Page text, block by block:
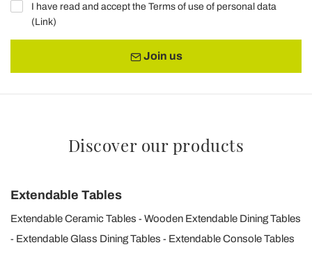
I have read and accept the Terms of use of personal data
(Link)
Join us
Discover our products
Extendable Tables
Extendable Ceramic Tables
Wooden Extendable Dining Tables
Extendable Glass Dining Tables
Extendable Console Tables